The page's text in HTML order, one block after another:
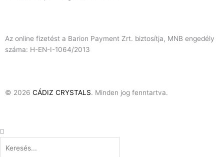
Az online fizetést a Barion Payment Zrt. biztosítja, MNB engedély
száma: H-EN-I-1064/2013
© 2026 CÁDIZ CRYSTALS. Minden jog fenntartva.
Keresés